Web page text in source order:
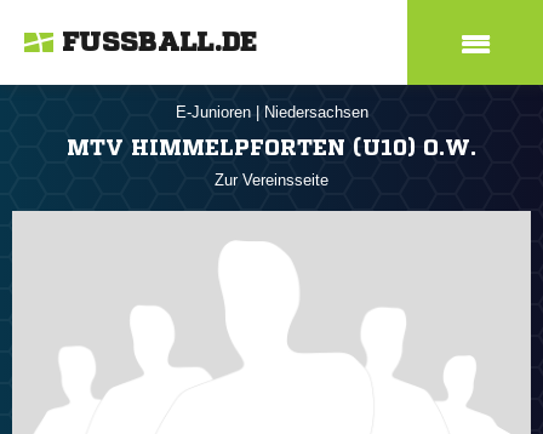
FUSSBALL.DE
E-Junioren Niedersachsen
MTV HIMMELPFORTEN (U10) O.W.
Zur Vereinsseite